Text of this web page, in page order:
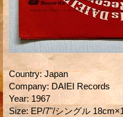
Country: Japan
Company: DAIEI Records
Year: 1967
Size: EP/7"/シングル